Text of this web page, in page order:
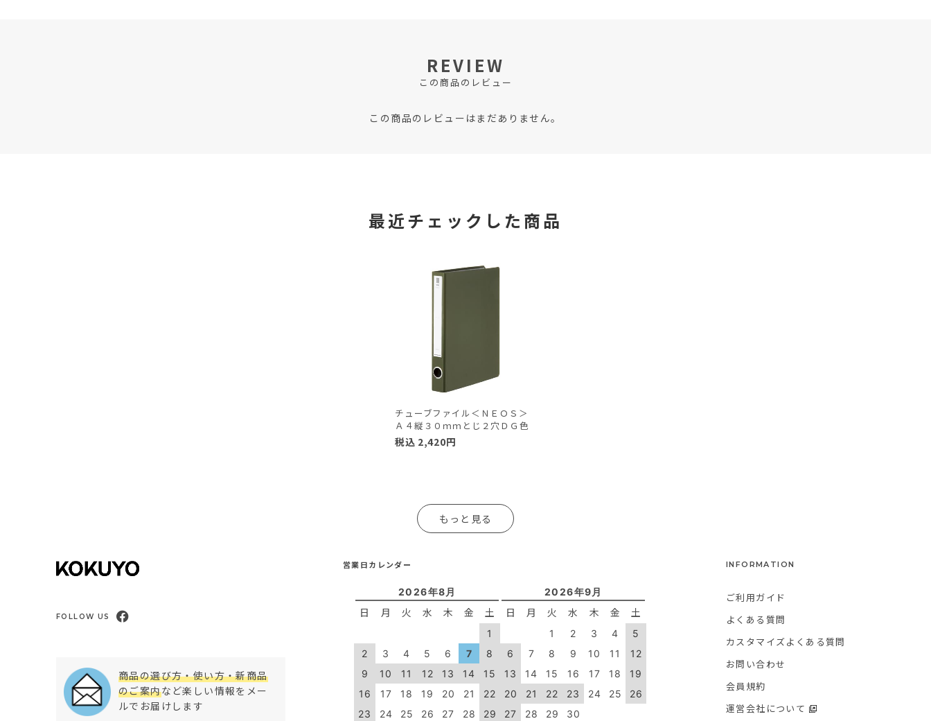
REVIEW
この商品のレビュー
この商品のレビューはまだありません。
最近チェックした商品
チューブファイル＜ＮＥＯＳ＞
Ａ４縦３０ｍｍとじ２穴ＤＧ色
税込 2,420円
もっと見る
FOLLOW US
商品の選び方・使い方・新商品
のご案内など楽しい情報をメー
ルでお届けします
営業日カレンダー
2026年8月
日 月 火 水 木 金 土
1
2
3 4 5 6 7
8
9
10 11 12 13 14
15
16
17 18 19 20 21
22
23
24 25 26 27 28 29
2026年9月
日 月 火 水 木 金 土
1 2 3 4
5
6
7 8 9 10 11
12
13
14 15 16 17 18
19
20
21 22 23 24 25
26
27
28 29 30
INFORMATION
ご利用ガイド
よくある質問
カスタマイズよくある質問
お問い合わせ
会員規約
運営会社について